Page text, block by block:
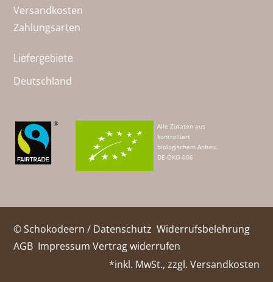
Versandkosten
Zahlungsarten
Liefergebiete
Deutschland
Alle Zutaten aus
kontrolliert
biologischem Anbau.
DE-ÖKO-006
© Schokodeern / Datenschutz Widerrufsbelehrung
AGB Impressum Vertrag widerrufen
*inkl. MwSt., zzgl. Versandkosten